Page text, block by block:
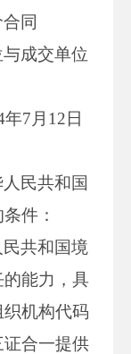
同
与成交单位
年7月12日
民共和国
件：
民共和国境
能力，具
机构代码
合一提供